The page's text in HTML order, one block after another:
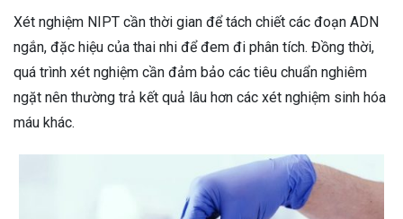
Xét nghiệm NIPT cần thời gian để tách chiết các đoạn ADN
ngắn, đặc hiệu của thai nhi để đem đi phân tích. Đồng thời,
quá trình xét nghiệm cần đảm bảo các tiêu chuẩn nghiêm
ngặt nên thường trả kết quả lâu hơn các xét nghiệm sinh hóa
máu khác.